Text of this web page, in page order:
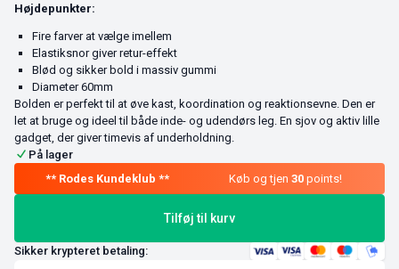
Højdepunkter:
Fire farver at vælge imellem
Elastiksnor giver retur-effekt
Blød og sikker bold i massiv gummi
Diameter 60mm
Bolden er perfekt til at øve kast, koordination og reaktionsevne. Den er
let at bruge og ideel til både inde- og udendørs leg. En sjov og aktiv lille
gadget, der giver timevis af underholdning.
På lager
Køb og tjen 30points!
Tilføj til kurv
Sikker krypteret betaling: